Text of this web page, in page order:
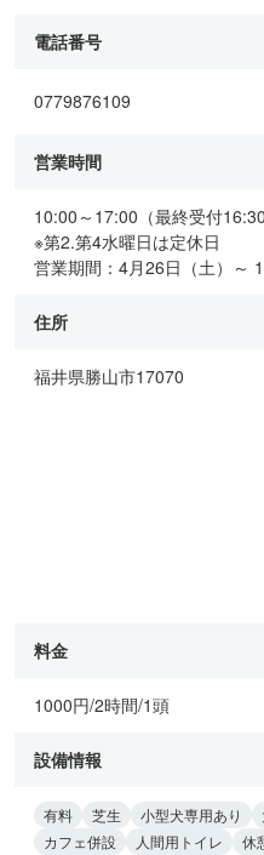
電話番号
0779876109
営業時間
10:00～17:00（最終受付16:30
※第2.第4水曜日は定休日
営業期間：4月26日（土）～
住所
福井県勝山市17070
料金
1000円/2時間/1頭
設備情報
有料 芝生 小型犬専用あり
カフェ併設
人間用トイレ 休